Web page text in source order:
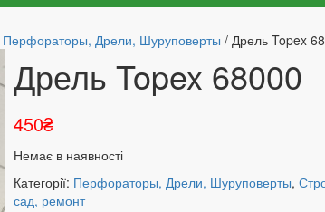
Перфораторы, Дрели, Шуруповерты / Дрель Topex
Дрель Topex 68000
450₴
Немає в наявності
Категорії: Перфораторы, Дрели, Шуруповерты,
сад, ремонт